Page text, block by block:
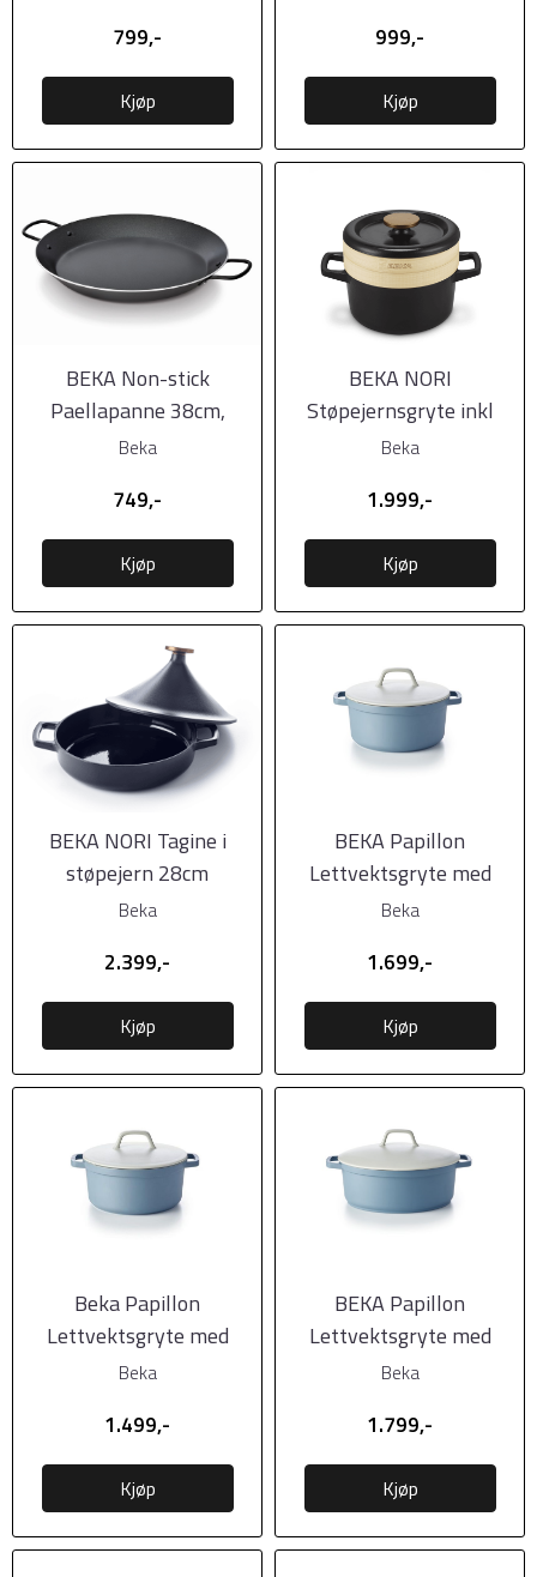
799,-
Kjøp
999,-
Kjøp
BEKA Non-stick
Paellapanne 38cm,
keramisk belegg
Beka
749,-
Kjøp
BEKA NORI
Støpejernsgryte inkl
dampsett i bambus,
Beka
1.999,-
Kjøp
BEKA NORI Tagine i
støpejern 28cm
Beka
2.399,-
Kjøp
BEKA Papillon
Lettvektsgryte med
keramisk belegg, 28cm,
Beka
1.699,-
Kjøp
Beka Papillon
Lettvektsgryte med
keramisk lokk, 24cm,
Beka
1.499,-
Kjøp
BEKA Papillon
Lettvektsgryte med
keramisk lokk, 31cm,
Beka
1.799,-
Kjøp